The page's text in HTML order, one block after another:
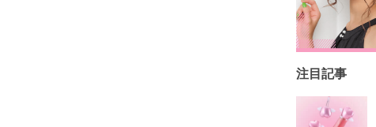
注目記事